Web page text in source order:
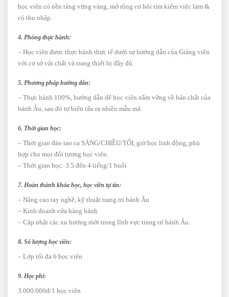
học viên có nền tảng vững vàng, mở rộng cơ hội tìm kiếm việc làm &
có thu nhập.
4. Phòng thực hành:
– Học viên được thực hành thực tế dưới sự hướng dẫn của Giảng viên
với cơ sở vật chất và trang thiết bị đầy đủ.
5. Phương pháp hướng dẫn:
– Thực hành 100%, hướng dẫn để học viên nắm vững về bản chất của
bánh Âu, sau đó tự biến tấu ra nhiều mẫu mã.
6. Thời gian học:
– Thời gian đào tạo ca SÁNG/CHIỀU/TỐI, giờ học linh động, phù
hợp cho mọi đối tượng học viên.
– Thời gian học: 3.5 đến 4 tiếng/1 buổi
7. Hoàn thành khóa học, học viên tự tin:
– Nâng cao tay nghề, kỹ thuật trang trí bánh Âu
– Kinh doanh cửa hàng bánh
– Cập nhật các xu hướng mới trong lĩnh vực trang trí bánh Âu.
8. Số lượng học viên:
– Lớp tối đa 6 học viên
9. Học phí:
3.000.000đ/1 học viên